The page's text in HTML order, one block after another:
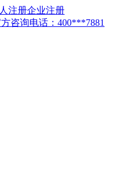
注册企业注册
咨询电话：400***7881